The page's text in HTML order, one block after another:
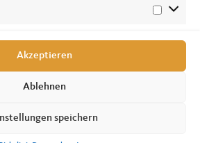
Akzeptieren
Ablehnen
speichern
@tobiaskrull1228
MdL //Impressum|Datenschutz